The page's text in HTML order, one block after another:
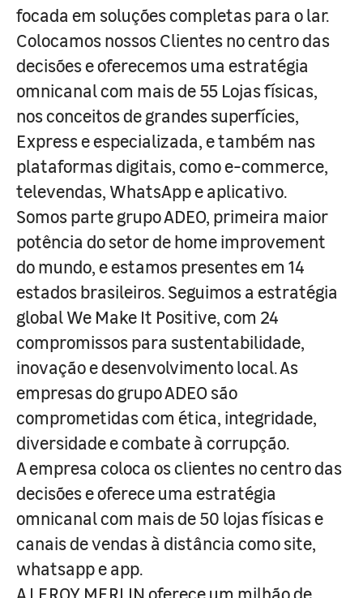
focada em soluções completas para o lar.
Colocamos nossos Clientes no centro das
decisões e oferecemos uma estratégia
omnicanal com mais de 55 Lojas físicas,
nos conceitos de grandes superfícies,
Express e especializada, e também nas
plataformas digitais, como e-commerce,
televendas, WhatsApp e aplicativo.
Somos parte grupo ADEO, primeira maior
potência do setor de home improvement
do mundo, e estamos presentes em 14
estados brasileiros. Seguimos a estratégia
global We Make It Positive, com 24
compromissos para sustentabilidade,
inovação e desenvolvimento local. As
empresas do grupo ADEO são
comprometidas com ética, integridade,
diversidade e combate à corrupção.
A empresa coloca os clientes no centro das
decisões e oferece uma estratégia
omnicanal com mais de 50 lojas físicas e
canais de vendas à distância como site,
whatsapp e app.
A LEROY MERLIN oferece um milhão de